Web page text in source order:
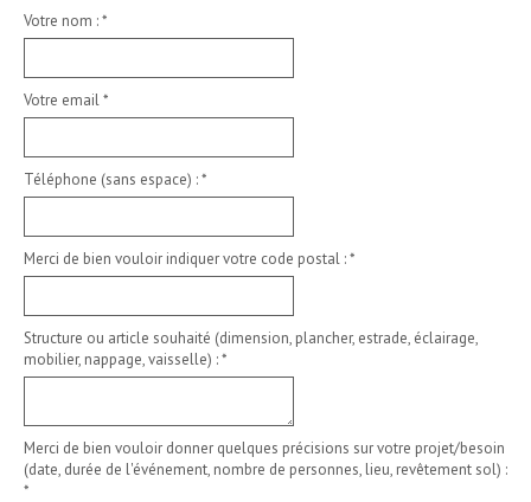
Votre nom :*
Votre email*
Téléphone (sans espace) :*
Merci de bien vouloir indiquer votre code postal :*
Structure ou article souhaité (dimension, plancher, estrade, éclairage,
mobilier, nappage, vaisselle) :*
Merci de bien vouloir donner quelques précisions sur votre projet/besoin
(date, durée de l'événement, nombre de personnes, lieu, revêtement sol) :
*